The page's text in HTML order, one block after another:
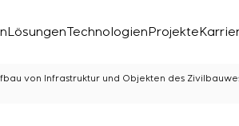
LösungenTechnologienProjekte
von Infrastruktur und Objekten des